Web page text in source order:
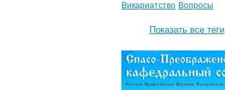
Викариатство Вопросы
Показать все теги